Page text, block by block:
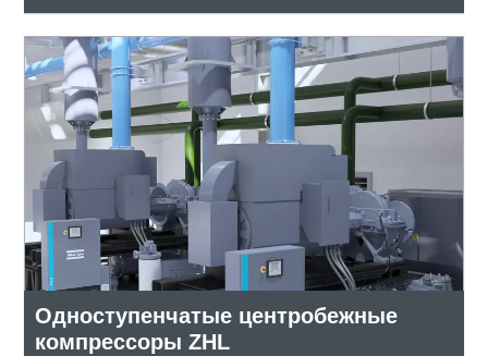
Одноступенчатые центробежные
компрессоры ZHL